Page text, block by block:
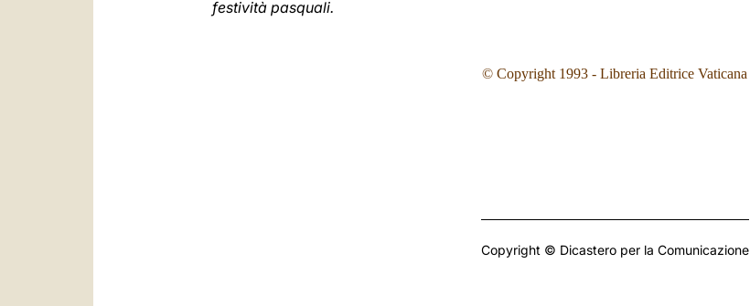
festività pasquali.
© Copyright 1993 - Libreria Editrice Vaticana
Copyright © Dicastero per la Comunicazione